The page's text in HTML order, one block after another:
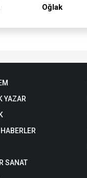
Oğlak
YAZAR
SANAT